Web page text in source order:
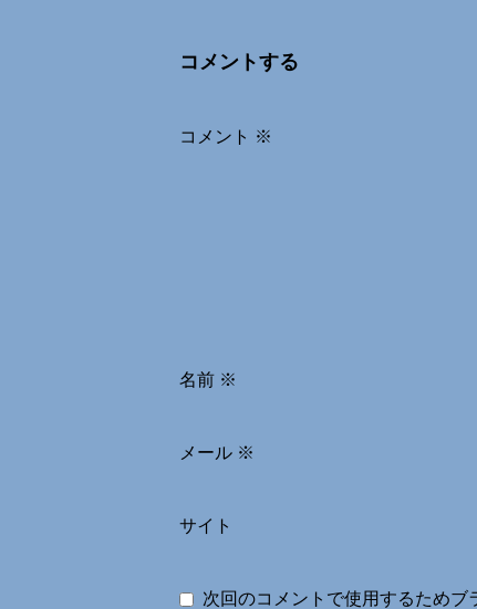
コメントする
コメント ※
名前 ※
メール ※
サイト
次回のコメントで使用するためブ